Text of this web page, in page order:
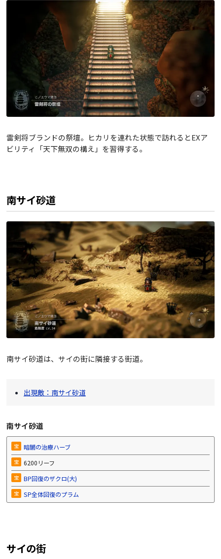
雷剣将ブランドの祭壇。ヒカリを連れた状態で訪れるとEXア
ビリティ「天下無双の構え」を習得する。
南サイ砂道
南サイ砂道は、サイの街に隣接する街道。
出現敵：南サイ砂道
南サイ砂道
宝 暗闇の治療ハーブ
宝 6200リーフ
宝 BP回復のザクロ(大)
宝 SP全体回復のプラム
サイの街